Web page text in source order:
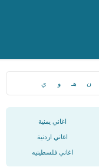
ن هـ و ي
اغاني يمنية
اغاني اردنية
اغاني فلسطينيه